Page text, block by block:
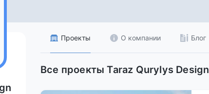
Проекты О компании Блог
Все проекты Taraz Qurylys Design